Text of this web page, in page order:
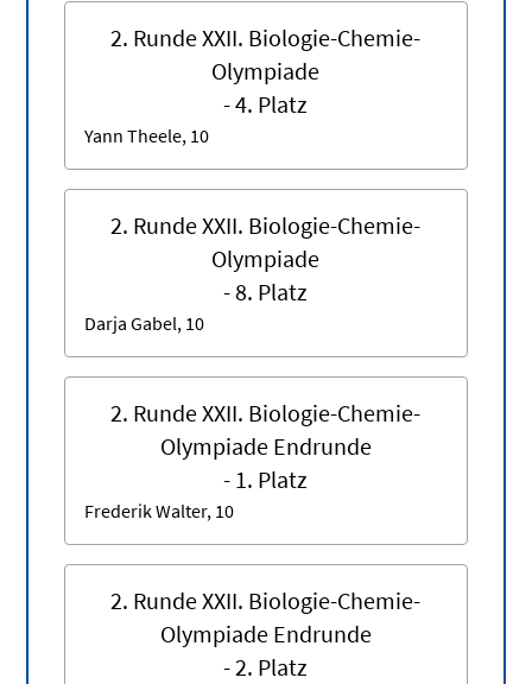
2. Runde XXII. Biologie-Chemie-
Olympiade
- 4. Platz
Yann Theele, 10
2. Runde XXII. Biologie-Chemie-
Olympiade
- 8. Platz
Darja Gabel, 10
2. Runde XXII. Biologie-Chemie-
Olympiade Endrunde
- 1. Platz
Frederik Walter, 10
2. Runde XXII. Biologie-Chemie-
Olympiade Endrunde
- 2. Platz